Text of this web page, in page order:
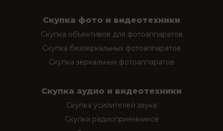
Скупка фото и видеотехники
Скупка объективов для фотоаппаратов
Скупка беззеркальных фотоаппаратов
Скупка зеркальных фотоаппаратов
Скупка аудио и видеотехники
Скупка усилителей звука
Скупка радиоприёмников